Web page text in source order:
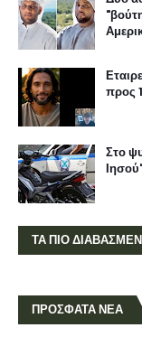
προς
Στο
ΤΑ ΠΙΟ
ΠΡΟΣΦΑΤΑ ΝΕΑ